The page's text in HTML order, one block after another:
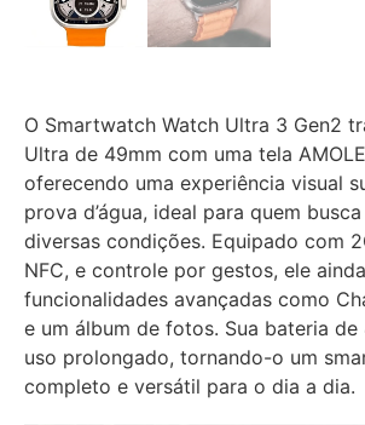
O Smartwatch Watch Ultra 3 Gen2
Ultra de 49mm com uma tela
oferecendo uma experiência visual
prova d’água, ideal para quem
diversas condições. Equipado com
NFC, e controle por gestos, ele
funcionalidades avançadas como
e um álbum de fotos. Sua bateria
uso prolongado, tornando-o um
completo e versátil para o dia a dia.